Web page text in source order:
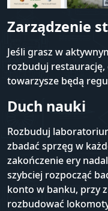
Zarządzenie
Jeśli grasz w
rozbuduj
towarzysze będą
Duch nauki
Rozbuduj
zbadać sprzęg w
zakończenie ery
szybciej rozpocząć
konto w banku, przy
rozbudować